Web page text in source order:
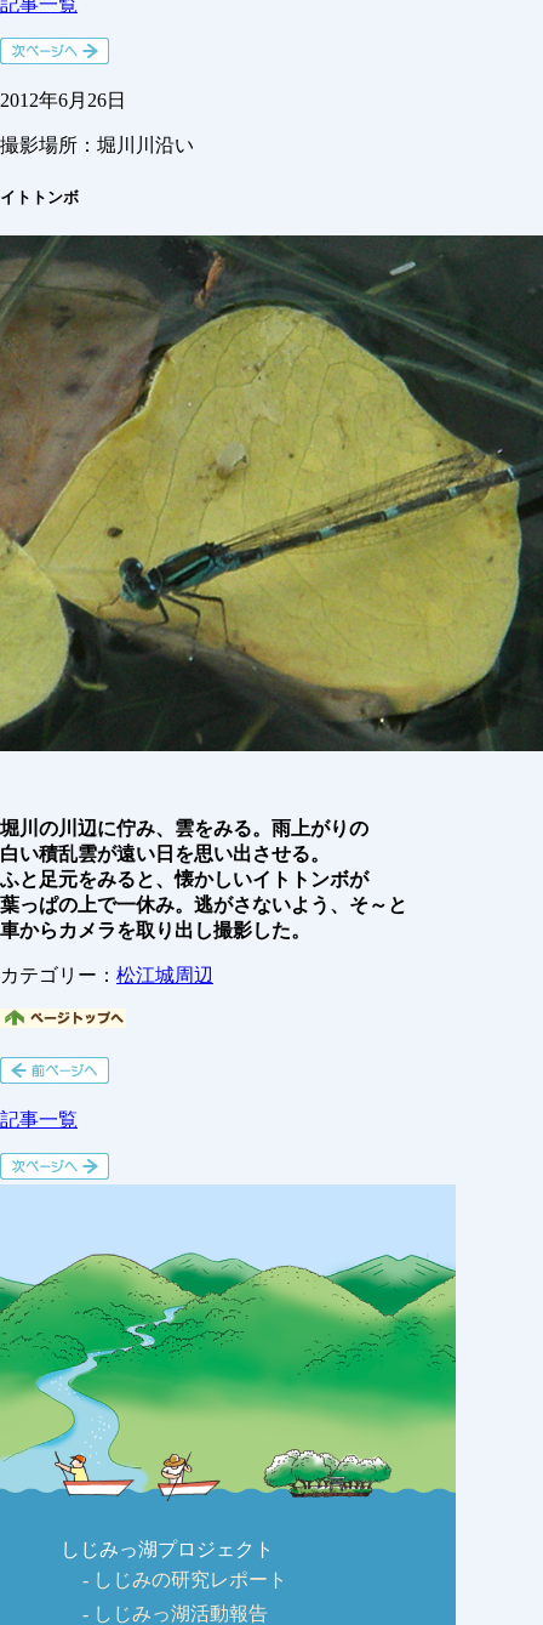
記事一覧
2012年6月26日
撮影場所： 堀川川沿い
イトトンボ
堀川の川辺に佇み、雲をみる。雨上がりの
白い積乱雲が遠い日を思い出させる。
ふと足元をみると、懐かしいイトトンボが
葉っぱの上で一休み。逃がさないよう、そ～と
車からカメラを取り出し撮影した。
カテゴリー： 松江城周辺
記事一覧
しじみっ湖プロジェクト
しじみの研究レポート
しじみっ湖活動報告